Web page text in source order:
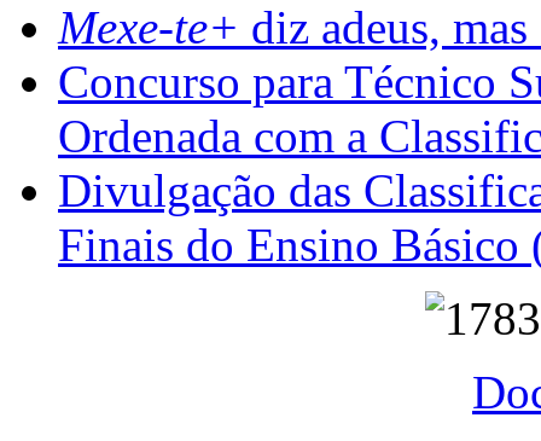
Mexe-te+ diz adeus,
Concurso para Técnico
Ordenada com a
Divulgação das
Finais do Ensino Básico